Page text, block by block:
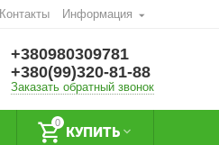
Контакты Информация
+380980309781
+380(99)320-81-88
Заказать обратный звонок
0
КУПИТЬ